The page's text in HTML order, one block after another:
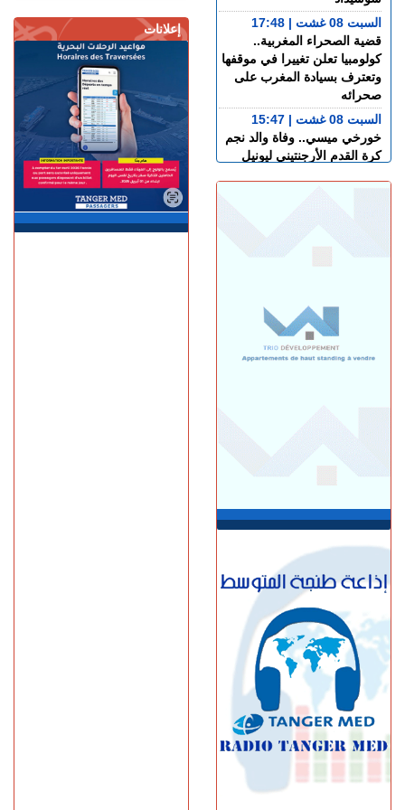
إعلانات
السبت 08 غشت | 17:48
قضية الصحراء المغربية..
كولومبيا تعلن تغييرا في موقفها
وتعترف بسيادة المغرب على
صحرائه
السبت 08 غشت | 15:47
خورخي ميسي.. وفاة والد نجم
كرة القدم الأرجنتيني ليونيل
واتهامات زائفة تورط مرشحة
للهجرة السرية
أحرارين ينهي حياة سائق سيارة
أجرة ويصيب آخرين بجروح
السبت 08 غشت | 11:34
سوء تدبير.. وزارة النقل تتسبب
في أزمة طوابير السيارات أمام
مراكز الفحص التقني بطنجة
الجمعة 07 غشت | 22:30
إسبانيا.. الشرطة تعلن تفكيك
واحدة من أكبر شبكات تهريب
المهاجرين عبر المتوسط
(فيديو)
الجمعة 07 غشت | 21:06
طنجة.. مصرع شابة عشرينية
غرقا داخل بحيرة بمنطقة
الگوارت
الجمعة 07 غشت | 20:08
باستخدام مفاتيح مزورة..
سرقة منازل تطيح بشخصين
في قبضة الشرطة
طنجة.. العثور على جثة أربعيني